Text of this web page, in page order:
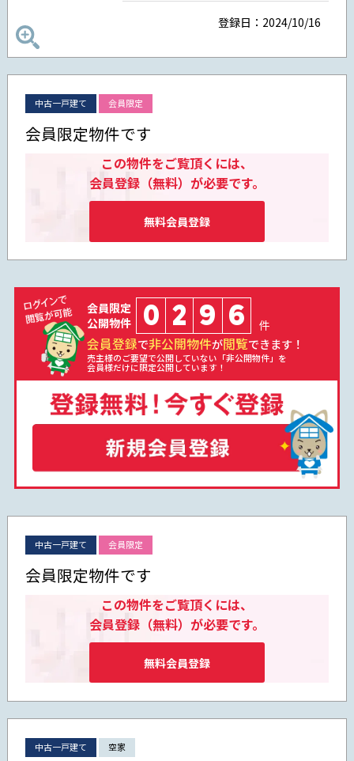
登録日：2024/10/16
中古一戸建て 会員限定
会員限定物件です
この物件をご覧頂くには、
会員登録（無料）が必要です。
無料会員登録
会員限定
公開物件
0 2 9 6 件
会員登録で非公開物件が閲覧できます！
売主様のご要望で公開していない「非公開物件」を
会員様だけに限定公開しています！
中古一戸建て 会員限定
会員限定物件です
この物件をご覧頂くには、
会員登録（無料）が必要です。
無料会員登録
中古一戸建て 空家